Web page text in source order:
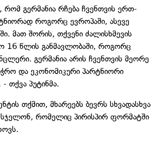
რომ გერმანია რჩება ჩვენთვის ერთ-
როგორც ევროპაში, ასევე
მათ შორის, თქვენი ძალისხმევის
16 წლის განმავლობაში, როგორც
გერმანია არის ჩვენთვის მეორე
და ეკონომიკური პარტნიორი
თქვა პუტინმა.
თქმით, მხარეებს ბევრს სხვადასხვა
რომელიც პირისპირ ფორმატში